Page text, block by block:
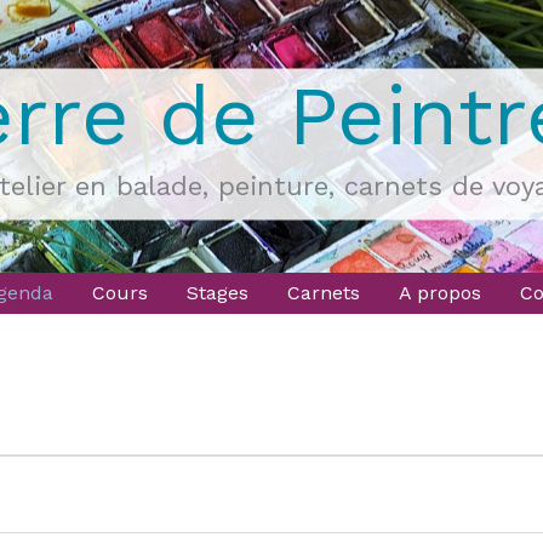
de
en balade, peinture, carnets de
Cours Stages Carnets A propos